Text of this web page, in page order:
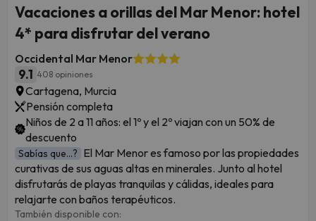
Vacaciones a orillas del Mar Menor: hotel
4* para disfrutar del verano
Occidental Mar Menor
9.1 408 opiniones
Cartagena, Murcia
Pensión completa
Niños de 2 a 11 años: el 1º y el 2º viajan con un 50% de
descuento
Sabías que...? El Mar Menor es famoso por las propiedades
curativas de sus aguas altas en minerales. Junto al hotel
disfrutarás de playas tranquilas y cálidas, ideales para
relajarte con baños terapéuticos.
También disponible con: